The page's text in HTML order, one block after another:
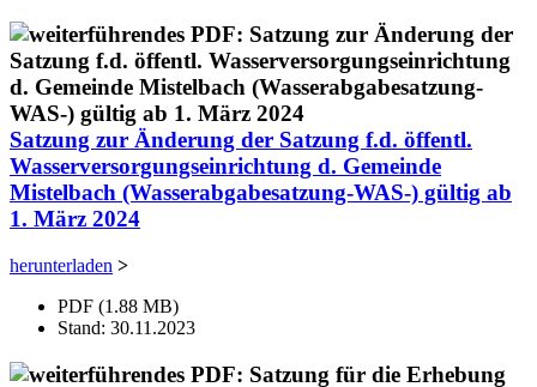
Satzung zur Änderung der Satzung f.d. öffentl.
Wasserversorgungseinrichtung d. Gemeinde
Mistelbach (Wasserabgabesatzung-WAS-) gültig ab
1. März 2024
herunterladen >
PDF (1.88 MB)
Stand: 30.11.2023